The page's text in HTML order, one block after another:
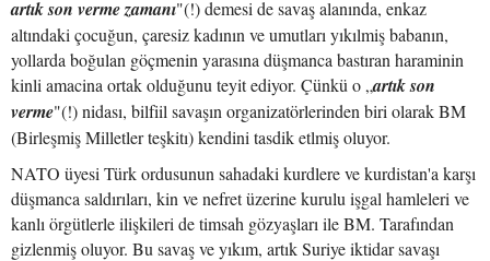
artık son verme zamanı"(!) demesi de savaş alanında, enkaz
altındaki çocuğun, çaresiz kadının ve umutları yıkılmiş babanın,
yollarda boğulan göçmenin yarasına düşmanca bastıran haraminin
kinli amacina ortak olduğunu teyit ediyor. Çünkü o „artık son
verme"(!) nidası, bilfiil savaşın organizatörlerinden biri olarak BM
(Birleşmiş Milletler teşkitı) kendini tasdik etlmiş oluyor.
NATO üyesi Türk ordusunun sahadaki kurdlere ve kurdistan'a karşı
düşmanca saldırıları, kin ve nefret üzerine kurulu işgal hamleleri ve
kanlı örgütlerle ilişkileri de timsah gözyaşları ile BM. Tarafından
gizlenmiş oluyor. Bu savaş ve yıkım, artık Suriye iktidar savaşı